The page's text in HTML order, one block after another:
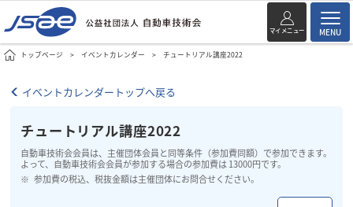
マイメニュー MENU
トップページ イベントカレンダー チュートリアル講座2022
イベントカレンダートップへ戻る
チュートリアル講座2022
自動車技術会会員は、主催団体会員と同等条件（参加費同額）で参加できます。
よって、自動車技術会会員が参加する場合の参加費は 13000円です。
参加費の税込、税抜金額は主催団体にお問合せください。